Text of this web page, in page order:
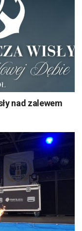
nad zalewem